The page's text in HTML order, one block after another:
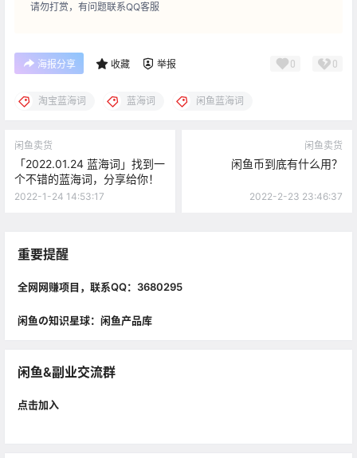
请勿打赏，有问题联系QQ客服
海报分享 收藏 举报 0 0
淘宝蓝海词 蓝海词 闲鱼蓝海词
闲鱼卖货
「2022.01.24 蓝海词」找到一
个不错的蓝海词，分享给你！
2022-1-24 14:53:17
闲鱼卖货
闲鱼币到底有什么用？
2022-2-23 23:46:37
重要提醒
全网网赚项目，联系QQ：3680295
闲鱼の知识星球：闲鱼产品库
闲鱼&副业交流群
点击加入